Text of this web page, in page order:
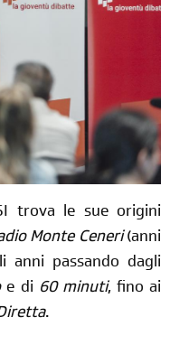
trova le sue origini
Monte Ceneri(anni
anni passando dagli
e di 60 minuti, fino ai
.